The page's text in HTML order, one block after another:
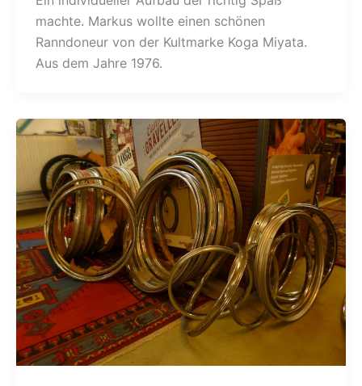
machte. Markus wollte einen schönen
Ranndoneur von der Kultmarke Koga Miyata.
Aus dem Jahre 1976.